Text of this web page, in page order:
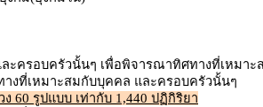
ะครอบครัวนั้นๆ เพื่อพิจารณาทิศทางที่เหมาะ
งที่เหมาะสมกับบุคคล และครอบครัวนั้นๆ
60 รูปแบบ เท่ากับ 1,440 ปฏิกิริยา